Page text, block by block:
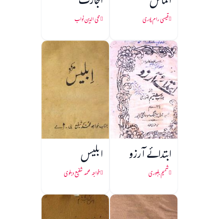
قیسی رام پوری محی الدین نواب
ابتدائے آرزو
شمیم بلہوری
ابلیس
خواجہ محمد شفیع دہلوی